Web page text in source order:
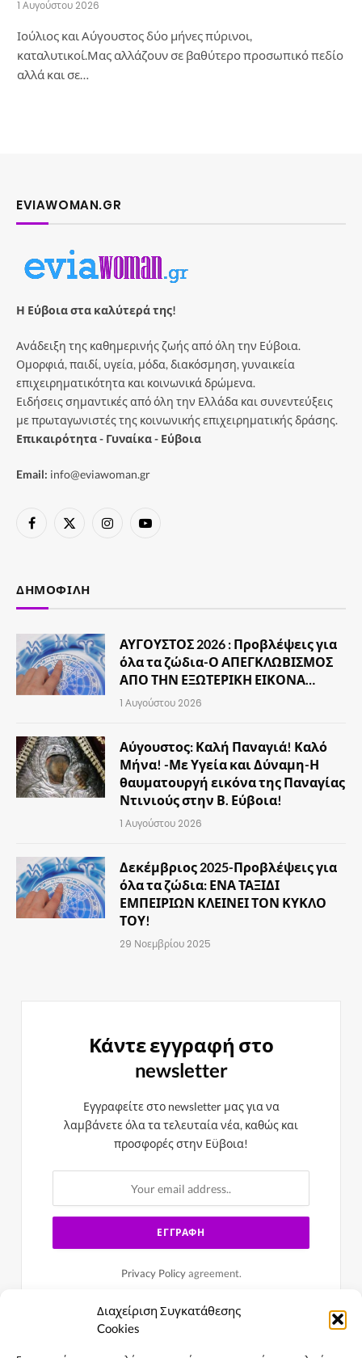
Διαχείριση Συγκατάθεσης
Cookies
1 Αυγούστου 2026
Ιούλιος και Αύγουστος δύο μήνες πύρινοι,
καταλυτικοί.Μας αλλάζουν σε βαθύτερο προσωπικό πεδίο
αλλά και σε…
EVIAWOMAN.GR
Η Εύβοια στα καλύτερά της!
Ανάδειξη της καθημερινής ζωής από όλη την Εύβοια.
Ομορφιά, παιδί, υγεία, μόδα, διακόσμηση, γυναικεία
επιχειρηματικότητα και κοινωνικά δρώμενα.
Ειδήσεις σημαντικές από όλη την Ελλάδα και συνεντεύξεις
με πρωταγωνιστές της κοινωνικής επιχειρηματικής δράσης.
Επικαιρότητα - Γυναίκα - Εύβοια
Email: info@eviawoman.gr
Facebook
X
InstagramYouTube
ΔΗΜΟΦΙΛΉ
ΑΥΓΟΥΣΤΟΣ 2026 : Προβλέψεις για
όλα τα ζώδια-Ο ΑΠΕΓΚΛΩΒΙΣΜΟΣ
ΑΠΟ ΤΗΝ ΕΞΩΤΕΡΙΚΗ ΕΙΚΟΝΑ…
1 Αυγούστου 2026
Αύγουστος: Καλή Παναγιά! Καλό
Μήνα! -Με Υγεία και Δύναμη-Η
θαυματουργή εικόνα της Παναγίας
Ντινιούς στην Β. Εύβοια!
1 Αυγούστου 2026
Δεκέμβριος 2025-Προβλέψεις για
όλα τα ζώδια: ΕΝΑ ΤΑΞΙΔΙ
ΕΜΠΕΙΡΙΩΝ ΚΛΕΙΝΕΙ ΤΟΝ ΚΥΚΛΟ
ΤΟΥ!
29 Νοεμβρίου 2025
Κάντε εγγραφή στο
newsletter
Εγγραφείτε στο newsletter μας για να
λαμβάνετε όλα τα τελευταία νέα, καθώς και
προσφορές στην Εϋβοια!
Privacy Policyagreement.